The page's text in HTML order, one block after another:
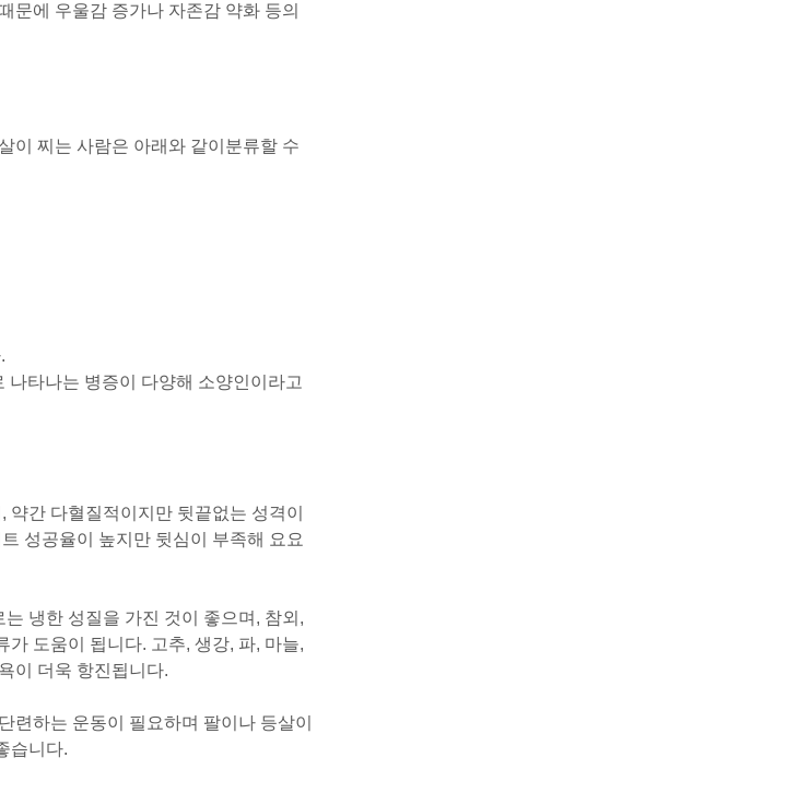
문에 우울감 증가나 자존감 약화 등의
이 찌는 사람은 아래와 같이 분류할 수
나타나는 병증이 다양해 소양인이라고
약간 다혈질적이지만 뒷끝없는 성격이
성공율이 높지만 뒷심이 부족해 요요
냉한 성질을 가진 것이 좋으며, 참외,
가 도움이 됩니다. 고추, 생강, 파, 마늘,
이 더욱 항진됩니다.
련하는 운동이 필요하며 팔이나 등살이
습니다.